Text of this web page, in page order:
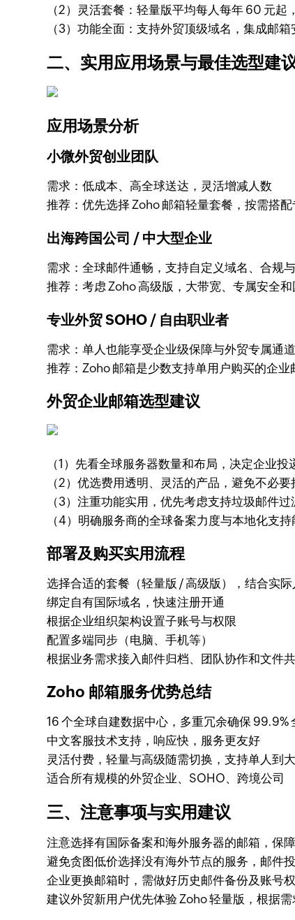
（2）灵活套餐：轻量版平均每人每年 60 元
（3）功能全面：支持外贸顶级域名，集成邮
二、实用应用场景与最佳选型建
应用场景分析
小微外贸创业团队
需求：低成本、高全球送达，灵活增减人数
推荐：优先选择 Zoho 邮箱轻量套餐，按需搭
出海跨国公司 / 中大型企业
需求：全球邮件通畅，支持自定义域名、合规
推荐：考虑 Zoho 高级版，大带宽、专属安全
专业外贸 SOHO / 自由职业者
需求：单人也能享受企业级保障与外贸专属通道
推荐：Zoho 邮箱是少数支持单用户购买的企业
外贸企业邮箱选型建议
（1）先看全球服务器数量和布局，决定企业投
（2）优选费用透明、灵活的产品，避免不必要
（3）注重功能实用，优先考虑支持垃圾邮件
（4）明确服务商的全球备案力度与本地化支持
部署及购买实用流程
选择合适的套餐（轻量版 / 高级版），结合实
绑定自有国际域名，快速注册开通
根据企业组织架构设置子账号与权限
配置多端同步（电脑、手机等）
根据业务需求接入邮件归档、团队协作和文件
Zoho 邮箱服务优势总结
16 个全球自建数据中心，多重冗余确保 99.9%
中文客服技术支持，响应快，服务更友好
灵活付费，轻量与高级随需切换，支持单人到
适合所有规模的外贸企业、SOHO、跨境公司
三、注意事项与实用建议
注意选择有国际备案和海外服务器的邮箱，保
避免贪图低价选择没有海外节点的服务，邮件
企业更换邮箱时，需做好历史邮件备份及账号权
建议外贸新用户优先体验 Zoho 轻量版，根据